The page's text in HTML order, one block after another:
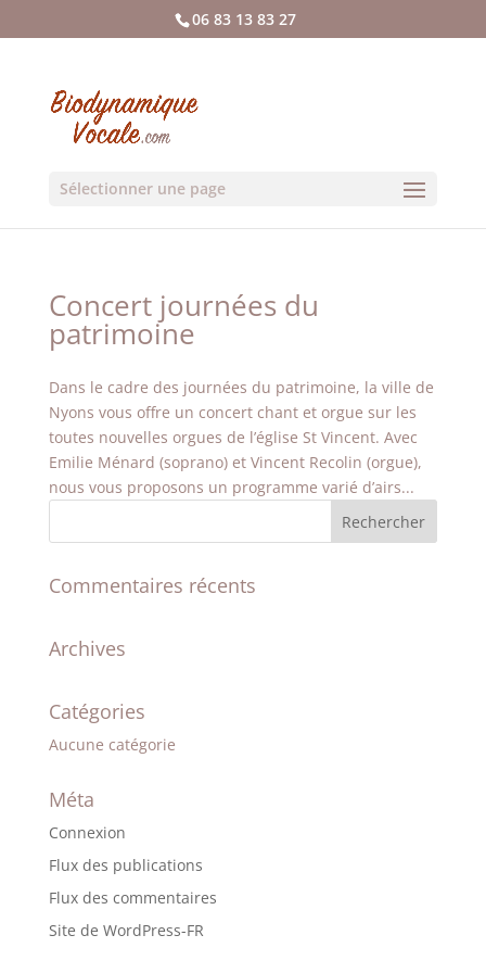
06 83 13 83 27
Sélectionner une page
Concert journées du
patrimoine
Dans le cadre des journées du patrimoine, la ville de
Nyons vous offre un concert chant et orgue sur les
toutes nouvelles orgues de l’église St Vincent. Avec
Emilie Ménard (soprano) et Vincent Recolin (orgue),
nous vous proposons un programme varié d’airs...
Commentaires récents
Archives
Catégories
Aucune catégorie
Méta
Connexion
Flux des publications
Flux des commentaires
Site de WordPress-FR